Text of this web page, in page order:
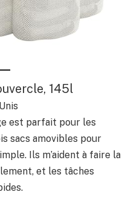
145l
est parfait pour les
sacs amovibles pour
Ils m’aident à faire la
et les tâches